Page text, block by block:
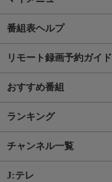
番組表ヘルプ
リモート録画予約ガイド
おすすめ番組
ランキング
チャンネル一覧
J:テレ